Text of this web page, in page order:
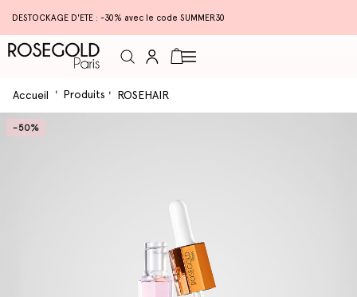
DESTOCKAGE D'ETE : -30% avec le code SUMMER30
ConnexionPanier
Accueil Produits ROSEHAIR
-50%